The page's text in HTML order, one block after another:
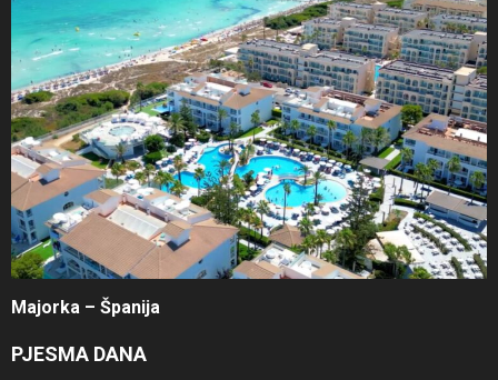
Majorka – Španija
PJESMA DANA